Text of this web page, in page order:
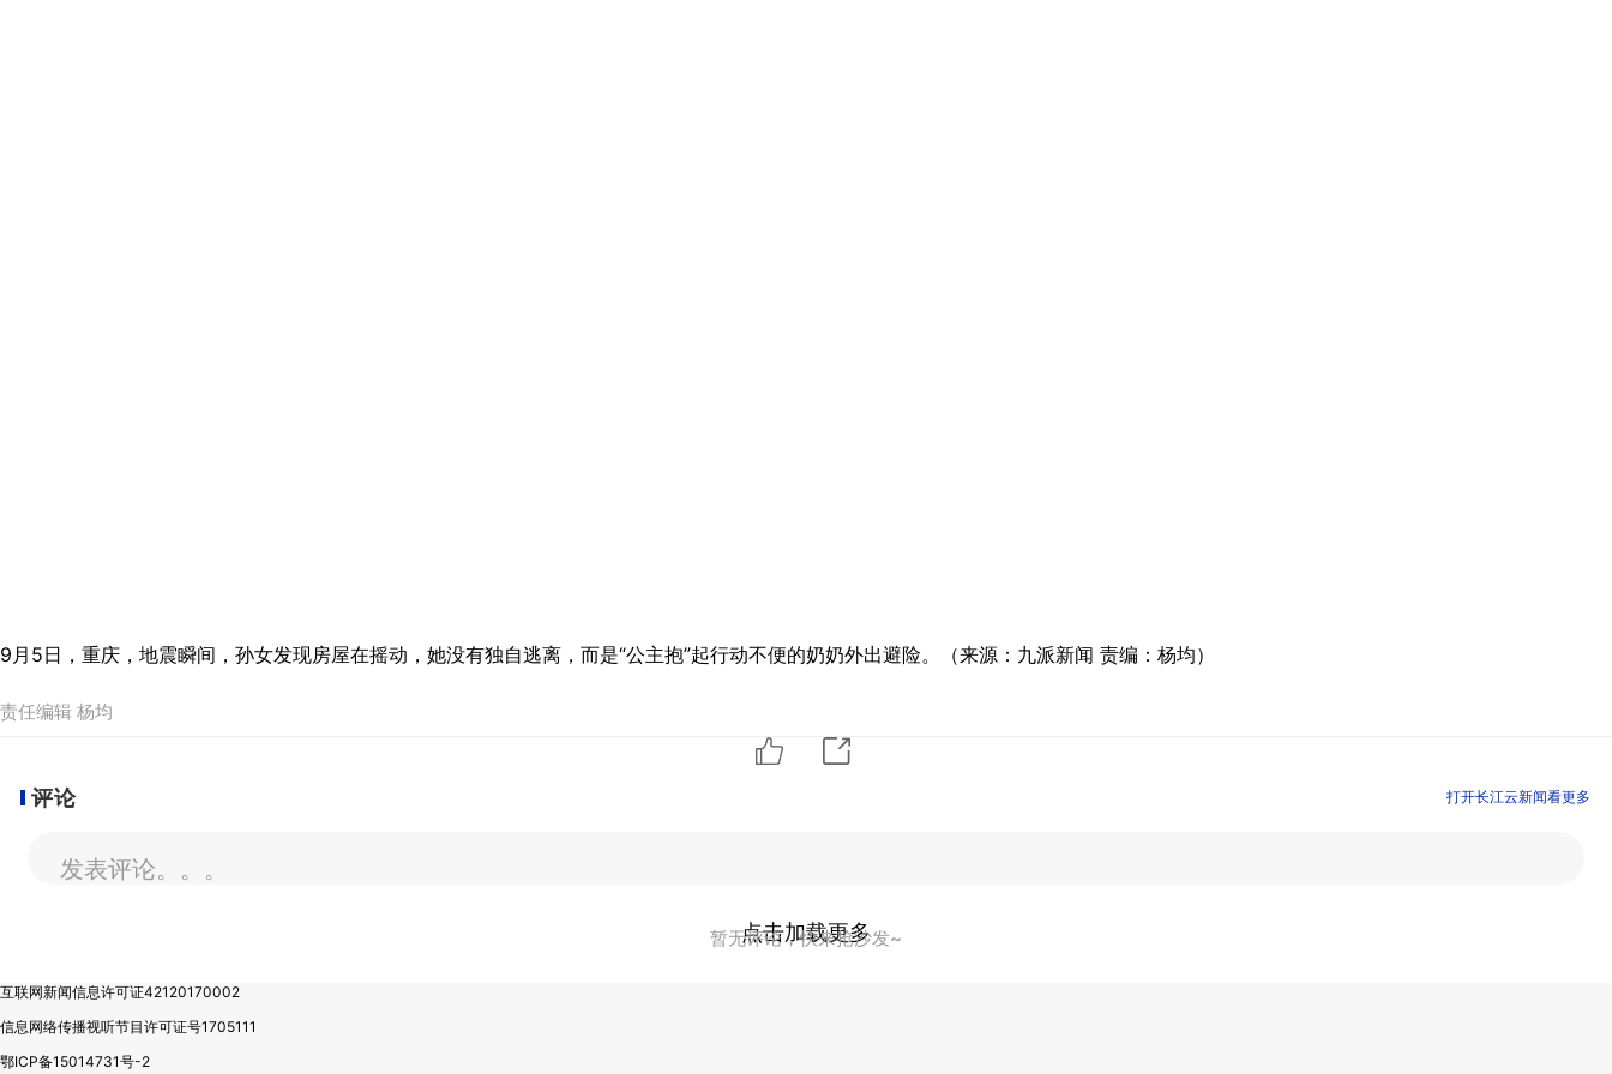
9月5日，重庆，地震瞬间，孙女发现房屋在摇动，她没有独自逃离，而是“公主抱”起行动不便的奶奶外出避险。（来源：九派新闻 责编：杨均）
责任编辑 杨均
评论 打开长江云新闻看更多
发表评论。。。
暂无评论，快来抢沙发~
点击加载更多
互联网新闻信息许可证42120170002
信息网络传播视听节目许可证号1705111
鄂ICP备15014731号-2